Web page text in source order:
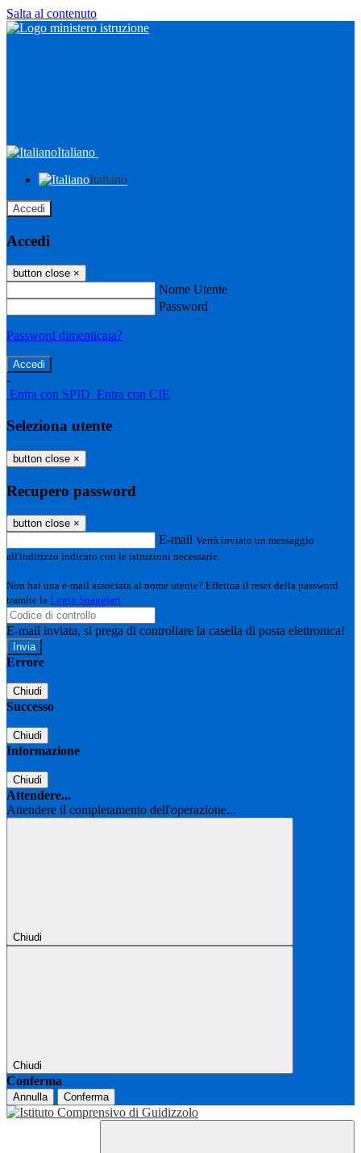
Salta al contenuto
Italiano
Italiano
Accedi
Accedi
button close ×
Nome Utente
Password
Password dimenticata?
-
Entra con SPID Entra con CIE
Seleziona utente
button close ×
Recupero password
button close ×
E-mail Verrà inviato un messaggio
all'indirizzo indicato con le istruzioni necessarie.
Non hai una e-mail associata al nome utente? Effettua il reset della password
tramite la Login Spaggiari
E-mail inviata, si prega di controllare la casella di posta elettronica!
Errore
Chiudi
Successo
Chiudi
Informazione
Chiudi
Attendere...
Attendere il completamento dell'operazione...
Chiudi
Chiudi
Conferma
Annulla Conferma